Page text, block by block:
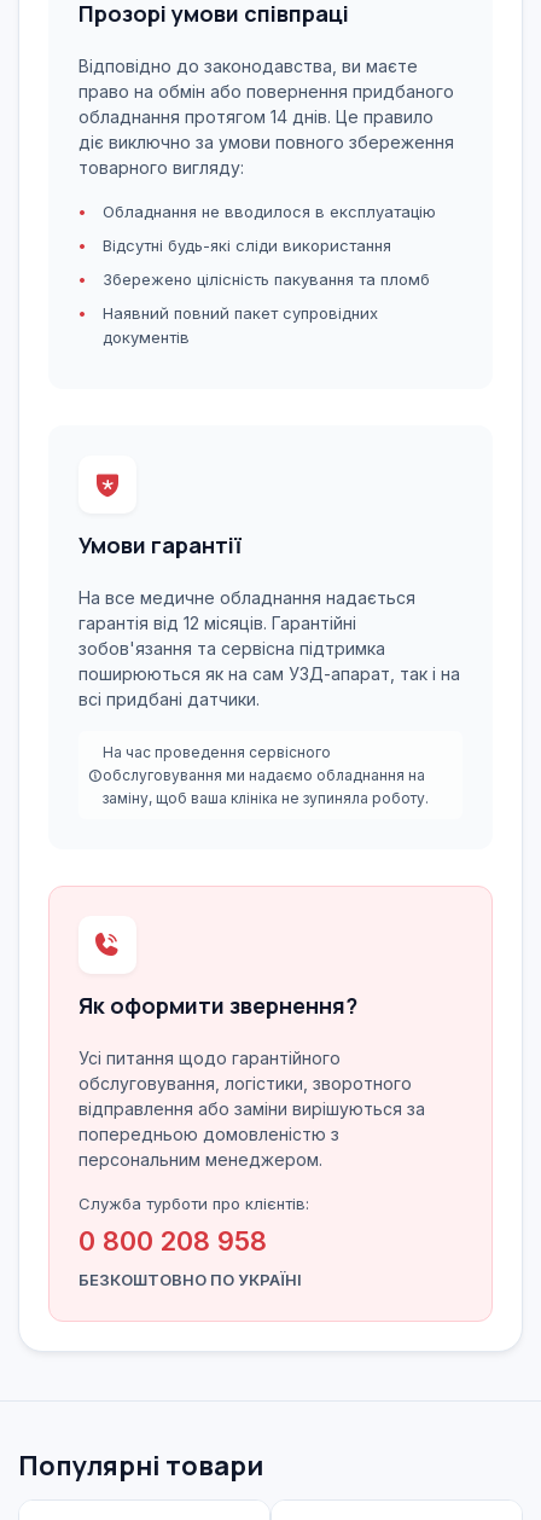
Прозорі умови співпраці
Відповідно до законодавства, ви маєте
право на обмін або повернення придбаного
обладнання протягом 14 днів. Це правило
діє виключно за умови повного збереження
товарного вигляду:
Обладнання не вводилося в експлуатацію
Відсутні будь-які сліди використання
Збережено цілісність пакування та пломб
Наявний повний пакет супровідних
документів
Умови гарантії
На все медичне обладнання надається
гарантія від 12 місяців. Гарантійні
зобов'язання та сервісна підтримка
поширюються як на сам УЗД-апарат, так і на
всі придбані датчики.
На час проведення сервісного
обслуговування ми надаємо обладнання на
заміну, щоб ваша клініка не зупиняла роботу.
Як оформити звернення?
Усі питання щодо гарантійного
обслуговування, логістики, зворотного
відправлення або заміни вирішуються за
попередньою домовленістю з
персональним менеджером.
Служба турботи про клієнтів:
0 800 208 958
БЕЗКОШТОВНО ПО УКРАЇНІ
Популярні товари